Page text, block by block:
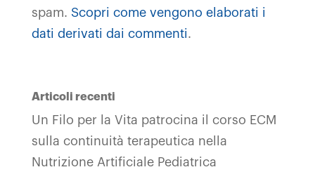
spam. Scopri come vengono elaborati i
dati derivati dai commenti.
Articoli recenti
Un Filo per la Vita patrocina il corso ECM
sulla continuità terapeutica nella
Nutrizione Artificiale Pediatrica